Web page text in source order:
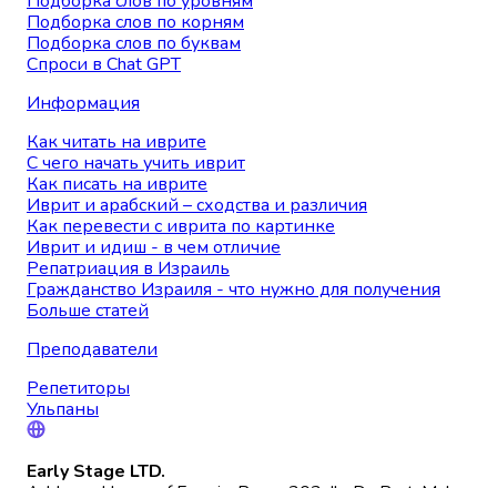
Подборка слов по корням
Подборка слов по буквам
Спроси в Chat GPT
Информация
Как читать на иврите
С чего начать учить иврит
Как писать на иврите
Иврит и арабский – сходства и различия
Как перевести с иврита по картинке
Иврит и идиш - в чем отличие
Репатриация в Израиль
Гражданство Израиля - что нужно для получения
Больше статей
Преподаватели
Репетиторы
Ульпаны
Early Stage LTD.